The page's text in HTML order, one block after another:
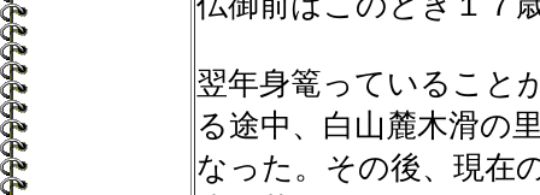
翌年身篭っていること
る途中、白山麓木滑の
なった。その後、現在